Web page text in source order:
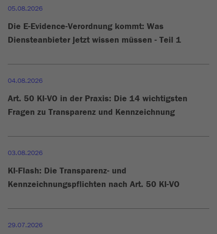
05.08.2026
Die E-Evidence-Verordnung kommt: Was
Diensteanbieter jetzt wissen müssen - Teil 1
04.08.2026
Art. 50 KI-VO in der Praxis: Die 14 wichtigsten
Fragen zu Transparenz und Kennzeichnung
03.08.2026
KI-Flash: Die Transparenz- und
Kennzeichnungspflichten nach Art. 50 KI-VO
29.07.2026